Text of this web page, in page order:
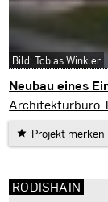
Neubau eines
Nordhausen
Architekturbüro
Projekt merken
Bild: Tobias Winkler
RODISHAIN